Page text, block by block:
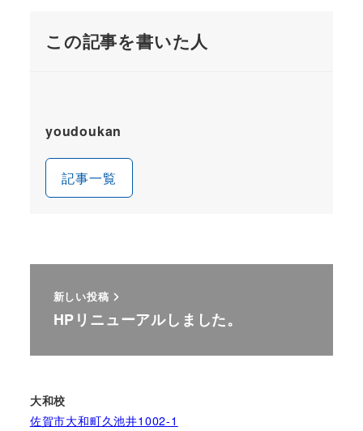
この記事を書いた人
youdoukan
記事一覧
新しい投稿
HPリニューアルしました。
大和校
佐賀市大和町久池井1002-1